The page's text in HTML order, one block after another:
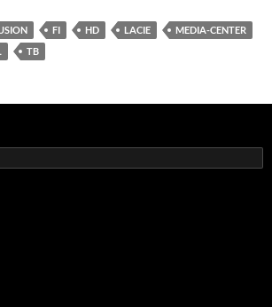
FI HD LACIE
MEDIA-CENTER
TB